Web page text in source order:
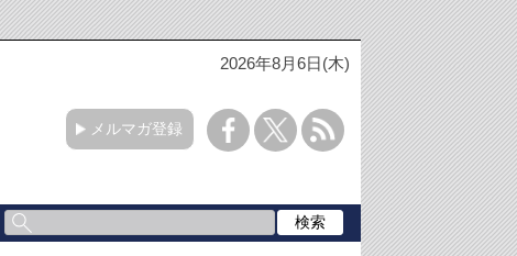
2026年8月6日(木)
メルマガ登録